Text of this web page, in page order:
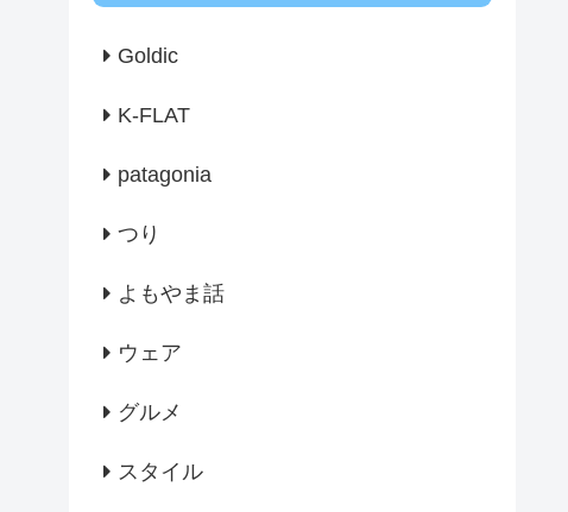
Goldic
K-FLAT
patagonia
つり
よもやま話
ウェア
グルメ
スタイル